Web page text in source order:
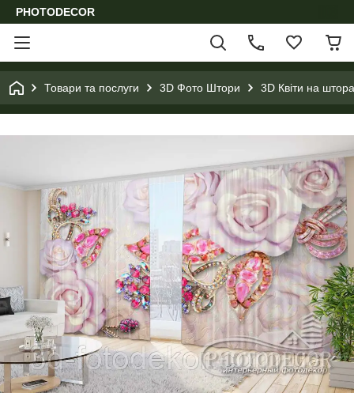
PHOTODECOR
Товари та послуги 3D Фото Штори 3D Квіти на